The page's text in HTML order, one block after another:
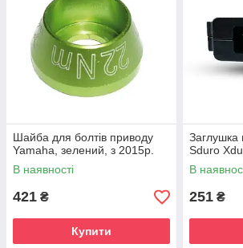
Шайба для болтів приводу
Yamaha, зелений, з 2015р.
В наявності
421 ₴
Купити
Заглушка
Sduro
В
251 ₴